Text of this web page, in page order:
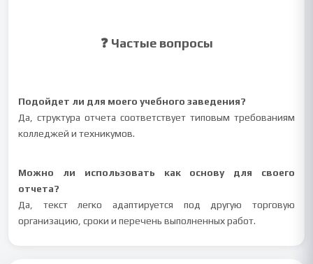
❓ Частые вопросы
Подойдет ли для моего учебного заведения?
Да, структура отчета соответствует типовым требованиям
колледжей и техникумов.
Можно ли использовать как основу для своего
отчета?
Да, текст легко адаптируется под другую торговую
организацию, сроки и перечень выполненных работ.